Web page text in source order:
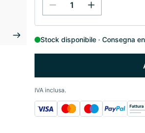
Stock disponibile Consegna
IVA inclusa.